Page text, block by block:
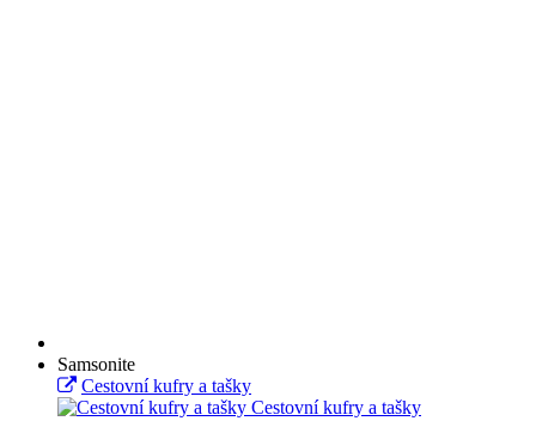
Samsonite
Cestovní kufry a tašky
Cestovní kufry a tašky